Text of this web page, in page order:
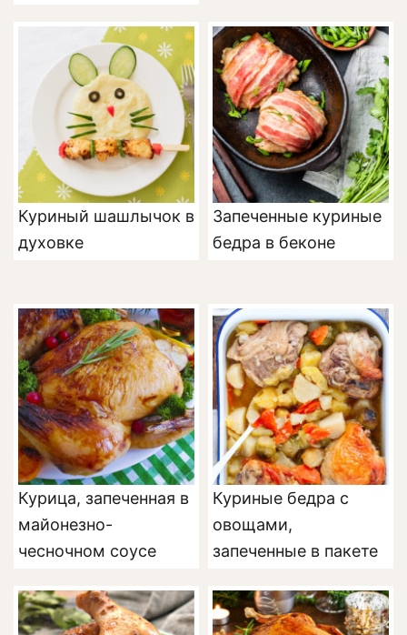
Куриный шашлычок в
духовке
Запеченные куриные
бедра в беконе
Курица, запеченная в
майонезно-
чесночном соусе
Куриные бедра с
овощами,
запеченные в пакете